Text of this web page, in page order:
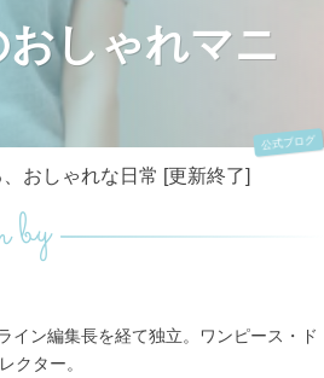
しゃれマニ
公式ブログ
おしゃれな日常 [更新終了]
イン編集長を経て独立。ワンピース・ド
クター。